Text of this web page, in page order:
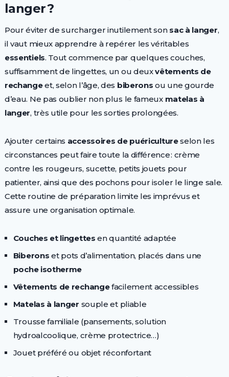
langer ?
Pour éviter de surcharger inutilement son sac à langer,
il vaut mieux apprendre à repérer les véritables
essentiels. Tout commence par quelques couches,
suffisamment de lingettes, un ou deuxvêtements de
rechangeet, selon l’âge, des biberons ou une gourde
d’eau. Ne pas oublier non plus le fameux matelas à
langer, très utile pour les sorties prolongées.
Ajouter certains accessoires de puéricultureselon les
circonstances peut faire toute la différence : crème
contre les rougeurs, sucette, petits jouets pour
patienter, ainsi que des pochons pour isoler le linge sale.
Cette routine de préparation limite les imprévus et
assure une organisation optimale.
Couches et lingettes en quantité adaptée
Biberons et pots d’alimentation, placés dans une
poche isotherme
Vêtements de rechangefacilement accessibles
Matelas à langer souple et pliable
Trousse familiale (pansements, solution
hydroalcoolique, crème protectrice…)
Jouet préféré ou objet réconfortant